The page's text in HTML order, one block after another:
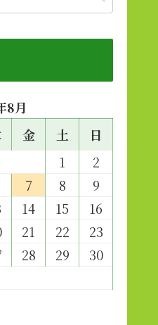
8月
金 土
日
1
2
7 8
9
14 15
16
21 22
23
28 29
30